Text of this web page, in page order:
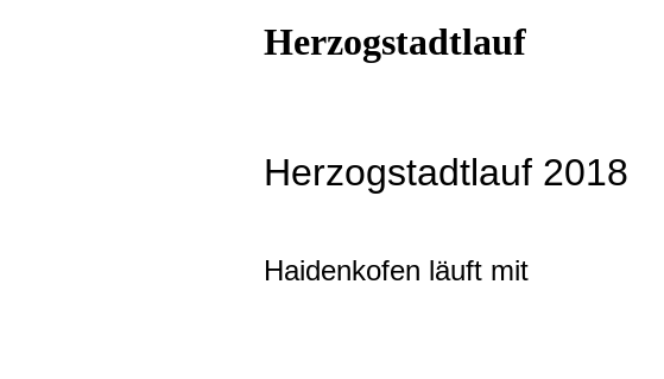
Herzogstadtlauf
Herzogstadtlauf 2018
Haidenkofen läuft mit